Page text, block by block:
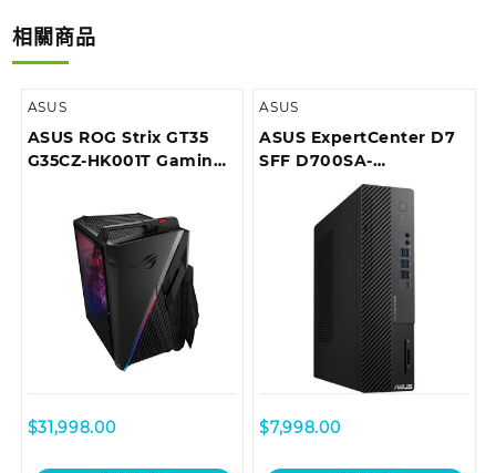
相關商品
ASUS
ASUS ROG Strix GT35
G35CZ-HK001T Gaming
$31,998.00
ASUS
ASUS ExpertCenter D7
SFF D700SA-
510500010T Desktop
$7,998.00